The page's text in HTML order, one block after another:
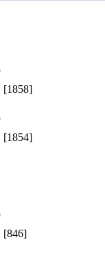
[1858]
[1854]
[846]